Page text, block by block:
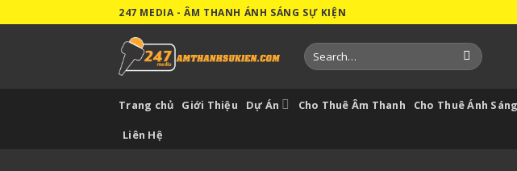
to
247 MEDIA - ÂM THANH ÁNH SÁNG SỰ KIỆN
Search
for:
Trang chủ Giới Thiệu Dự Án Cho Thuê Âm Thanh Cho Thuê Ánh Sáng
Liên Hệ